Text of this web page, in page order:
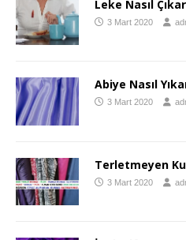
Leke Nasıl
3 Mart 2020
Abiye Nasıl
3 Mart 2020
Terletmeyen
3 Mart 2020